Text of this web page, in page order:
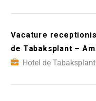
Vacature
de Tabaksplant –
Hotel de Tabaksplant